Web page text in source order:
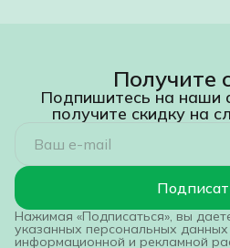
Получите
Подпишитесь на наши
получите скидку на
Нажимая «Подписаться», вы
указанных персональных
информационной и рекламной